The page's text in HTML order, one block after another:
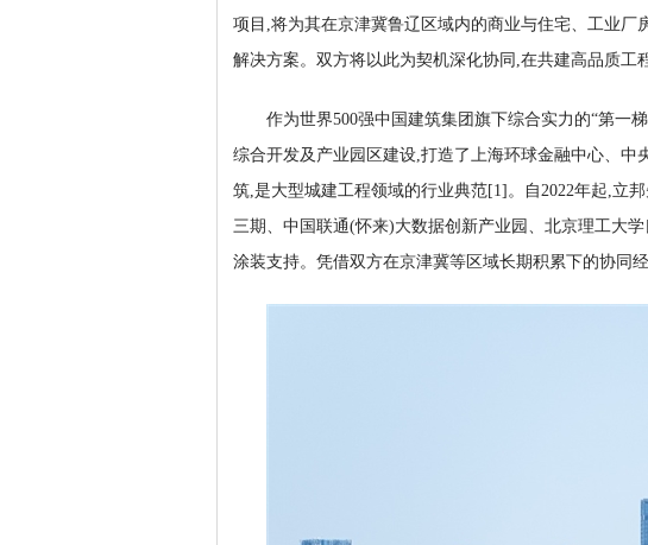
项目,将为其在京津冀鲁辽区域内的商业与住宅、工业
解决方案。双方将以此为契机深化协同,在共建高品质工
作为世界500强中国建筑集团旗下综合实力的“第一
综合开发及产业园区建设,打造了上海环球金融中心、
筑,是大型城建工程领域的行业典范[1]。自2022年起,立
三期、中国联通(怀来)大数据创新产业园、北京理工大
涂装支持。凭借双方在京津冀等区域长期积累下的协同